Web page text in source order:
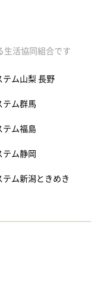
生活協同組合です
テム山梨 長野
テム群馬
テム福島
テム静岡
テム新潟ときめき